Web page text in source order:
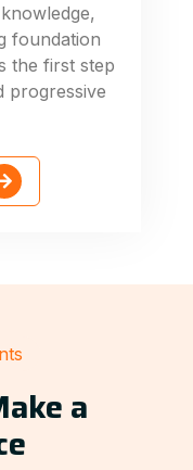
foundation
the first step
progressive
a